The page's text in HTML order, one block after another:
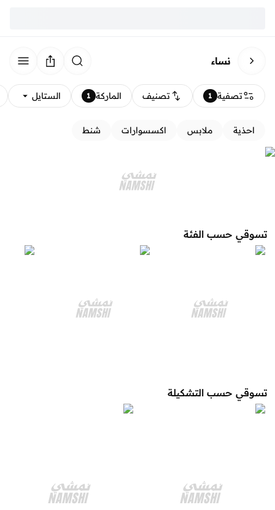
نساء
تصفية 1 تصنيف الماركة 1 الستايل
احذية ملابس اكسسوارات شنط
تسوقي حسب الفئة
تسوقي حسب التشكيلة